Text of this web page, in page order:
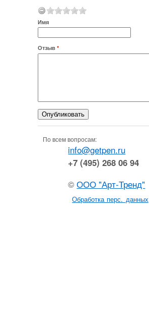
Имя
Отзыв *
По всем вопросам:
info@getpen.ru
+7 (495) 268 06 94
©ООО "Арт-Тренд"
Обработка перс. данных